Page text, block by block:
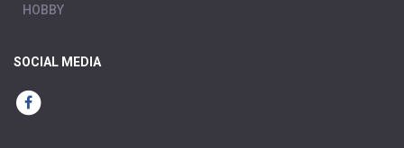
HOBBY
SOCIAL MEDIA